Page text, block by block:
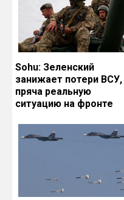
Sohu: Зеленский
занижает потери ВСУ,
пряча реальную
ситуацию на фронте